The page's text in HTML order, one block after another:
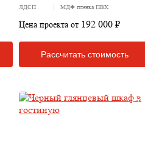
ЛДСП МДФ пленка ПВХ
Цена проекта от 192 000 ₽
Рассчитать стоимость